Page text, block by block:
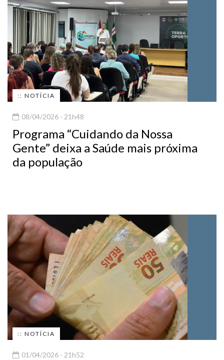
:: NOTÍCIA
08/04/2026 - 21h48
Programa “Cuidando da Nossa
Gente” deixa a Saúde mais próxima
da população
:: NOTÍCIA
01/04/2026 - 21h52